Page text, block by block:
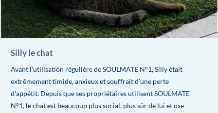
Silly le chat
Avant l’utilisation régulière de SOULMATE N°1, Silly était
extrêmement timide, anxieux et souffrait d’une perte
d’appétit. Depuis que ses propriétaires utilisent SOULMATE
N°1, le chat est beaucoup plus social, plus sûr de lui et ose